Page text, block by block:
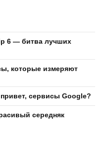
6 — битва лучших
которые измеряют
сервисы Google?
середняк